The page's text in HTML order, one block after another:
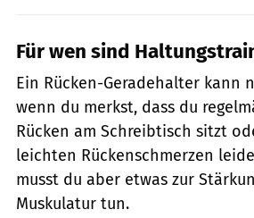
Für wen sind
Ein Rücken-Geradehalter kann
wenn du merkst, dass du
Rücken am Schreibtisch sitzt
leichten Rückenschmerzen
musst du aber etwas zur
Muskulatur tun.